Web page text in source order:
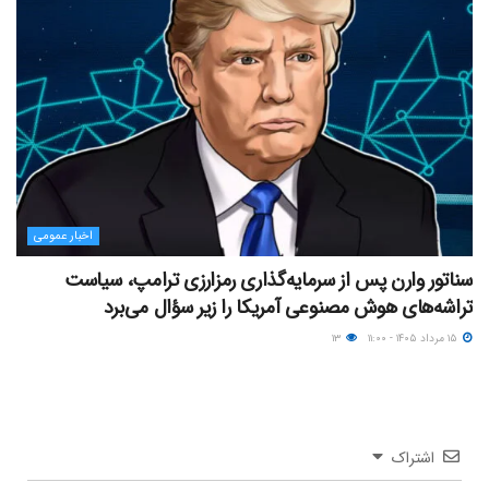
اخبار عمومی
سناتور وارن پس از سرمایه‌گذاری رمزارزی ترامپ، سیاست
تراشه‌های هوش مصنوعی آمریکا را زیر سؤال می‌برد
اشتراک